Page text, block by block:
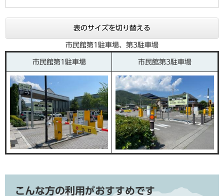
表のサイズを切り替える
市民館第1駐車場、第3駐車場
市民館第1駐車場 市民館第3駐車場
こんな方の利用がおすすめです